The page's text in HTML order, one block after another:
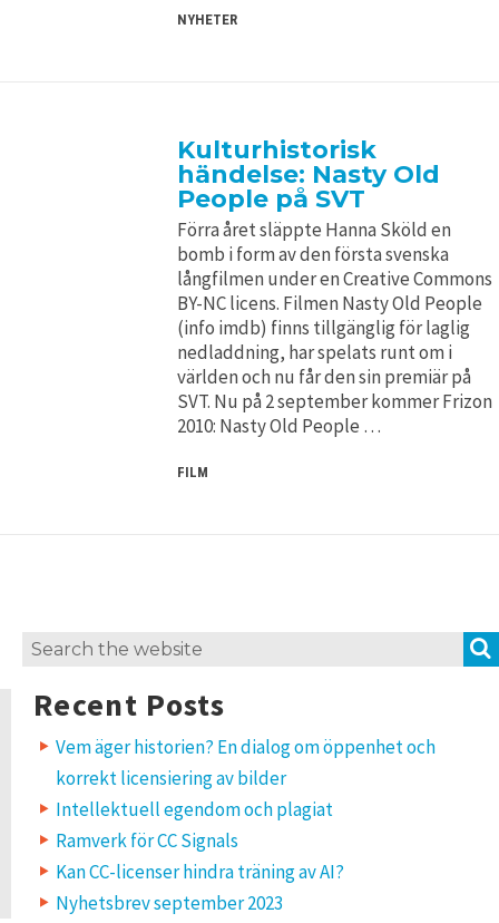
NYHETER
Kulturhistorisk
händelse: Nasty Old
People på SVT
Förra året släppte Hanna Sköld en
bomb i form av den första svenska
långfilmen under en Creative Commons
BY-NC licens. Filmen Nasty Old People
(info imdb) finns tillgänglig för laglig
nedladdning, har spelats runt om i
världen och nu får den sin premiär på
SVT. Nu på 2 september kommer Frizon
2010: Nasty Old People …
FILM
Search
Recent Posts
Vem äger historien? En dialog om öppenhet och
korrekt licensiering av bilder
Intellektuell egendom och plagiat
Ramverk för CC Signals
Kan CC-licenser hindra träning av AI?
Nyhetsbrev september 2023